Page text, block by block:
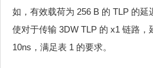
如，有效载荷为 256 B 的 TLP 的延
使对于传输 3DW TLP 的 x1 链路
10ns，满足表 1 的要求。